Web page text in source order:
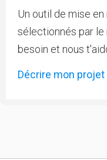
Un outil de mise
sélectionnés par le
besoin et nous
Décrire mon projet